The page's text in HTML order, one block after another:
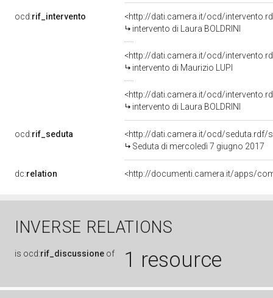
ocd:rif_intervento
<http://dati.camera.it/ocd/
intervento di Laura BOLDRINI
<http://dati.camera.it/ocd/
intervento di Maurizio LUPI
<http://dati.camera.it/ocd/
intervento di Laura BOLDRINI
ocd:rif_seduta
<http://dati.camera.it/ocd/seduta.rdf/
Seduta di mercoledì 7 giugno 2017
dc:relation
INVERSE RELATIONS
is ocd:rif_discussione of 1 resource